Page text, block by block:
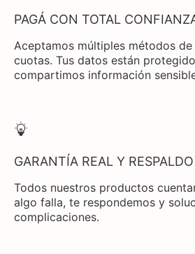
PAGÁ CON TOTAL
Aceptamos múltiples métodos
cuotas. Tus datos están
compartimos información
GARANTÍA REAL Y RESPALDO
Todos nuestros productos
algo falla, te respondemos y
complicaciones.